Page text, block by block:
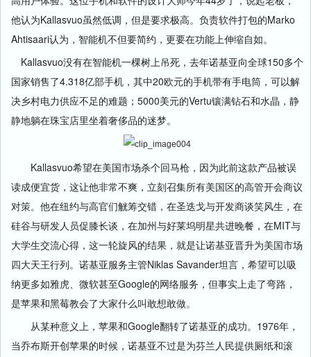
他认为Kallasvuo虽然低调，但是要求极高。负责软件打包的Marko
Ahtisaari认为，智能机不但要简约，更要在功能上伸缩自如。
Kallasvuo没有在智能机一棵树上吊死，去年诺基亚向全球150多个
国家销售了4.318亿部手机，其中20欧元的手机带有手电筒，可以解
决乡村电力供应不足的难题；5000美元的Vertu镶满钻石和水晶，静
静地躺在珠宝店里坐着奢侈品的迷梦。
Kallasvuo希望在美国市场杀个回马枪，因为此前这款产品被误
读成便宜货，这让他非常不爽，立刻召集所有美国区的高管开会商议
对策。他在纽约与高官们觥筹交错，在圣迭戈与开发商谈笑风生，在
硅谷与研发人员促膝长谈，在加州与好莱坞明星共进晚餐，在MIT与
大学生交流心得，这一轮旋风的结果，就是让诺基亚晋升为美国市场
四大天王行列。诺基亚服务主管Niklas Savander坦言，希望可以吸
纳更多如雅虎、微软甚至Google的网络服务，但事实上走了弯路，
是苹果和黑莓教会了大家什么叫敢想敢做。
从某种意义上，苹果和Google翻转了诺基亚的成功。1976年，
当乔布斯开创苹果的时候，诺基亚不过是为芬兰人民提供厕纸和滚